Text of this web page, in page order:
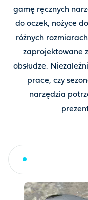
gamę ręcznych
do oczek, nożyce
różnych
zaprojektowane
obsłudze.
prace, czy
narzędzia